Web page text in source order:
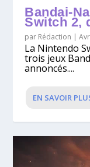
Bandai-
Switch 2,
par Rédaction |
La Nintendo
trois jeux
annoncés....
EN SAVOIR